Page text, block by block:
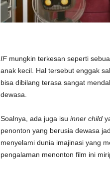
IFmungkin terkesan seperti
anak kecil. Hal tersebut enggak
bisa dibilang terasa sangat
dewasa.
Soalnya, ada juga isu inner child
penonton yang berusia dewasa
menyelami dunia imajinasi yang
pengalaman menonton film ini